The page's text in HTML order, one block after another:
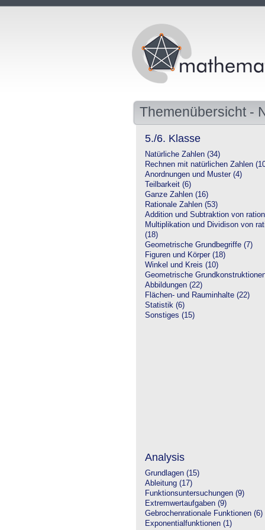
Themenübersicht -
5./6. Klasse
Natürliche Zahlen (34)
Rechnen mit natürlichen Zahlen
Anordnungen und Muster (4)
Teilbarkeit (6)
Ganze Zahlen (16)
Rationale Zahlen (53)
Addition und Subtraktion von
Multiplikation und Dividison von
(18)
Geometrische Grundbegriffe (7)
Figuren und Körper (18)
Winkel und Kreis (10)
Geometrische
Abbildungen (22)
Flächen- und Rauminhalte (22)
Statistik (6)
Sonstiges (15)
Analysis
Grundlagen (15)
Ableitung (17)
Funktionsuntersuchungen (9)
Extremwertaufgaben (9)
Gebrochenrationale Funktionen (6)
Exponentialfunktionen (1)